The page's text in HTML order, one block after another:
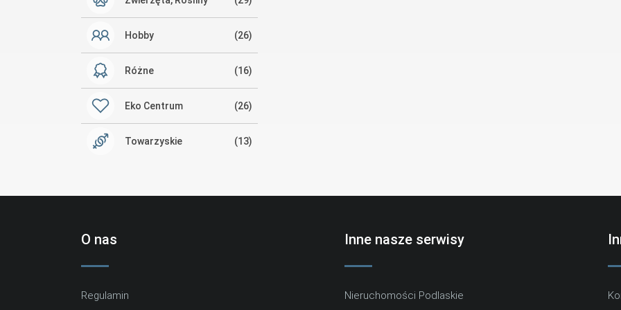
Hobby (26)
Różne (16)
Eko Centrum (26)
Towarzyskie (13)
O nas
Regulamin
Inne nasze serwisy
Nieruchomości Podlaskie